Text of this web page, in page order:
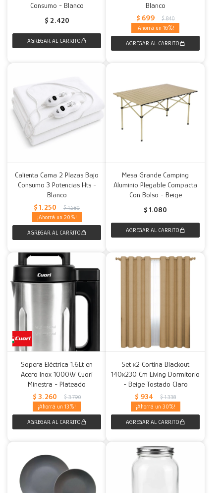
Consumo - Blanco
$ 2.420
Blanco
$ 699 $ 840
16
Calienta Cama 2 Plazas Bajo
Consumo 3 Potencias Hts -
Blanco
$ 1.250 $ 1.580
20
Mesa Grande Camping
Aluminio Plegable Compacta
Con Bolso - Beige
$ 1.080
Sopera Eléctrica 1.6Lt en
Acero Inox 1000W Cuori
Minestra - Plateado
$ 3.260 $ 3.790
13
Set x2 Cortina Blackout
140x230 Cm Living Dormitorio
- Beige Tostado Claro
$ 934 $ 1.338
30